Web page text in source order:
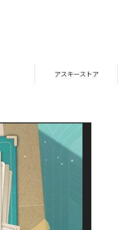
アスキーストア